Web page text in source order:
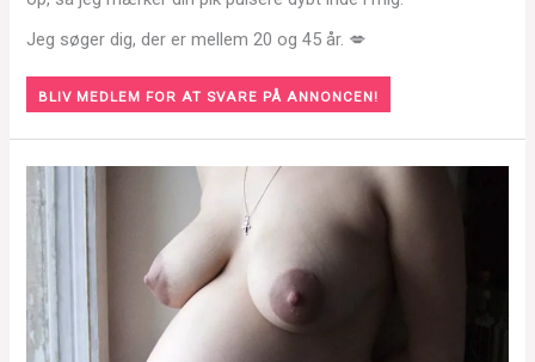
Jeg søger dig, der er mellem 20 og 45 år. 💋
BLIV MEDLEM FOR AT SVARE PÅ ANNONCEN!